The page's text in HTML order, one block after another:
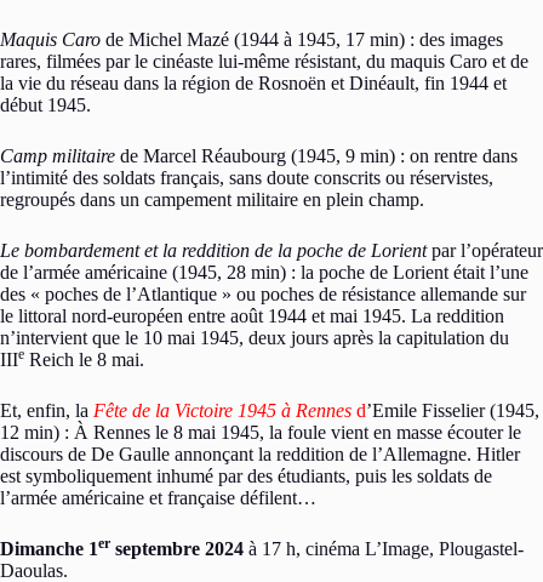
Maquis Caro de Michel Mazé (1944 à 1945, 17 min) : des images
rares, filmées par le cinéaste lui-même résistant, du maquis Caro et de
la vie du réseau dans la région de Rosnoën et Dinéault, fin 1944 et
début 1945.
Camp militaire de Marcel Réaubourg (1945, 9 min) : on rentre dans
l’intimité des soldats français, sans doute conscrits ou réservistes,
regroupés dans un campement militaire en plein champ.
Le bombardement et la reddition de la poche de Lorientpar l’opérateur
de l’armée américaine (1945, 28 min) : la poche de Lorient était l’une
des « poches de l’Atlantique » ou poches de résistance allemande sur
le littoral nord-européen entre août 1944 et mai 1945. La reddition
n’intervient que le 10 mai 1945, deux jours après la capitulation du
IIIe Reich le 8 mai.
Et, enfin, la Fête de la Victoire 1945 à Rennes d’Emile Fisselier (1945,
12 min) : À Rennes le 8 mai 1945, la foule vient en masse écouter le
discours de De Gaulle annonçant la reddition de l’Allemagne. Hitler
est symboliquement inhumé par des étudiants, puis les soldats de
l’armée américaine et française défilent…
Dimanche 1er septembre 2024 à 17 h, cinéma L’Image, Plougastel-
Daoulas.